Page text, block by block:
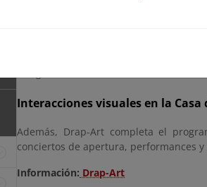
Interacciones visuales en la Casa
Además, Drap-Art completa el
conciertos de apertura, performances
Información: Drap-Art